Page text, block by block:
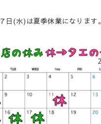
日(水)は夏季休業になります。